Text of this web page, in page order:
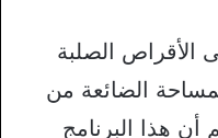
الأقراص الصلبة
الضائعة من
هذا البرنامج